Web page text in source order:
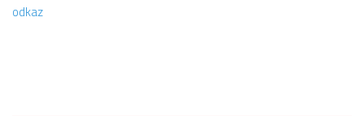
A tým
odkaz